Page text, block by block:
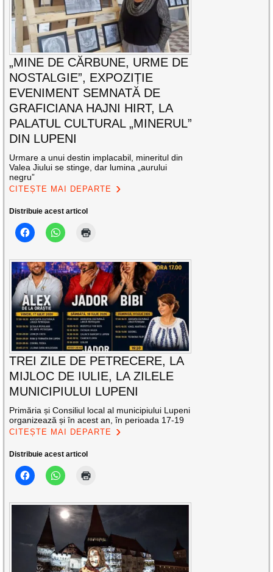
„MINE DE CĂRBUNE, URME DE
NOSTALGIE”, EXPOZIȚIE
EVENIMENT SEMNATĂ DE
GRAFICIANA HAJNI HIRT, LA
PALATUL CULTURAL „MINERUL”
DIN LUPENI
Urmare a unui destin implacabil, mineritul din
Valea Jiului se stinge, dar lumina „aurului
negru”
CITEȘTE MAI DEPARTE
Distribuie acest articol
TREI ZILE DE PETRECERE, LA
MIJLOC DE IULIE, LA ZILELE
MUNICIPIULUI LUPENI
Primăria și Consiliul local al municipiului Lupeni
organizează și în acest an, în perioada 17-19
CITEȘTE MAI DEPARTE
Distribuie acest articol